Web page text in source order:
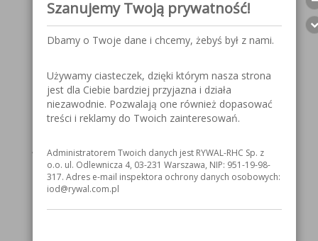
nadchodzącym
wyzwaniom.
Przyłbica
spawalnicza
V1000 MOST
przyłbicy spawalniczej
V1000 MOST
Systemy
Szanujemy Twoją prywatność!
Dbamy o Twoje dane i chcemy, żebyś był z nami.
Używamy ciasteczek, dzięki którym nasza strona
jest dla Ciebie bardziej przyjazna i działa
niezawodnie. Pozwalają one również dopasować
treści i reklamy do Twoich zainteresowań.
Administratorem Twoich danych jest RYWAL-RHC Sp. z
o.o. ul. Odlewnicza 4, 03-231 Warszawa, NIP: 951-19-98-
317. Adres e-mail inspektora ochrony danych osobowych:
iod@rywal.com.pl